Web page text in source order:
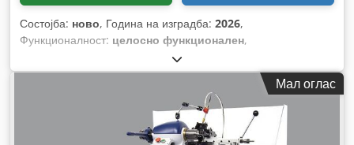
Состојба: ново, Година на изградба: 2026,
Функционалност: целосно функционален,
Мал оглас